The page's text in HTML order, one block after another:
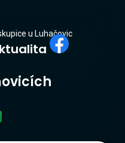
u Luhačovic